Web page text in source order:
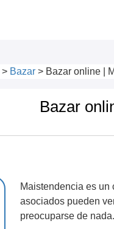
> Bazar > Bazar online |
Bazar
Maistendencia es un
asociados pueden
preocuparse de nada.